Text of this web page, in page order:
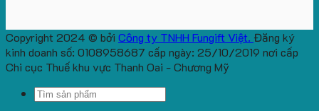
Copyright 2024 © bởi Công ty TNHH Fungift Việt. Đăng ký
kinh doanh số: 0108958687 cấp ngày: 25/10/2019 nơi cấp
Chi cục Thuế khu vực Thanh Oai - Chương Mỹ
Search